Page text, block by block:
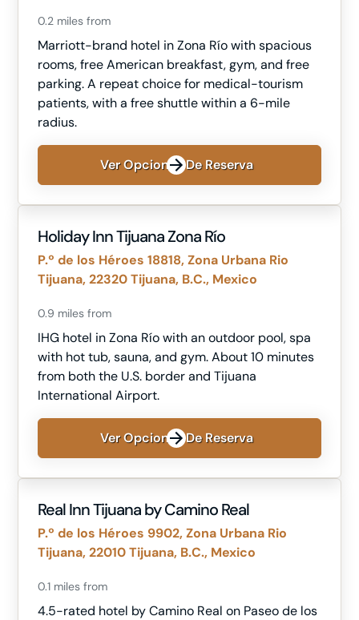
0.2 miles from
Marriott-brand hotel in Zona Río with spacious
rooms, free American breakfast, gym, and free
parking. A repeat choice for medical-tourism
patients, with a free shuttle within a 6-mile
radius.
Ver Opciones De Reserva
Holiday Inn Tijuana Zona Río
P.º de los Héroes 18818, Zona Urbana Rio
Tijuana, 22320 Tijuana, B.C., Mexico
0.9 miles from
IHG hotel in Zona Río with an outdoor pool, spa
with hot tub, sauna, and gym. About 10 minutes
from both the U.S. border and Tijuana
International Airport.
Ver Opciones De Reserva
Real Inn Tijuana by Camino Real
P.º de los Héroes 9902, Zona Urbana Rio
Tijuana, 22010 Tijuana, B.C., Mexico
0.1 miles from
4.5-rated hotel by Camino Real on Paseo de los